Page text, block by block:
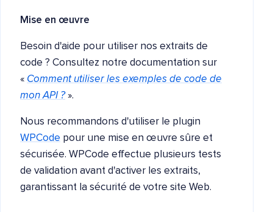
Mise en œuvre
Besoin d'aide pour utiliser nos extraits de
code ? Consultez notre documentation sur
« Comment utiliser les exemples de code de
mon API ?».
Nous recommandons d'utiliser le plugin
WPCode pour une mise en œuvre sûre et
sécurisée. WPCode effectue plusieurs tests
de validation avant d'activer les extraits,
garantissant la sécurité de votre site Web.